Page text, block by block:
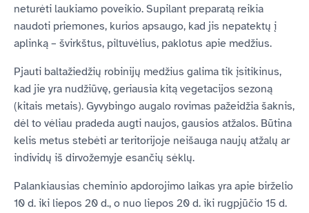
neturėti laukiamo poveikio. Supilant preparatą reikia
naudoti priemones, kurios apsaugo, kad jis nepatektų į
aplinką – švirkštus, piltuvėlius, paklotus apie medžius.
Pjauti baltažiedžių robinijų medžius galima tik įsitikinus,
kad jie yra nudžiūvę, geriausia kitą vegetacijos sezoną
(kitais metais). Gyvybingo augalo rovimas pažeidžia šaknis,
dėl to vėliau pradeda augti naujos, gausios atžalos. Būtina
kelis metus stebėti ar teritorijoje neišauga naujų atžalų ar
individų iš dirvožemyje esančių sėklų.
Palankiausias cheminio apdorojimo laikas yra apie birželio
10 d. iki liepos 20 d., o nuo liepos 20 d. iki rugpjūčio 15 d.